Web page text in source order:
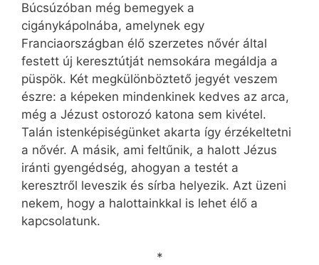
Búcsúzóban még bemegyek a
cigánykápolnába, amelynek egy
Franciaországban élő szerzetes nővér által
festett új keresztútját nemsokára megáldja a
püspök. Két megkülönböztető jegyét veszem
észre: a képeken mindenkinek kedves az arca,
még a Jézust ostorozó katona sem kivétel.
Talán istenképiségünket akarta így érzékeltetni
a nővér. A másik, ami feltűnik, a halott Jézus
iránti gyengédség, ahogyan a testét a
keresztről leveszik és sírba helyezik. Azt üzeni
nekem, hogy a halottainkkal is lehet élő a
kapcsolatunk.
*